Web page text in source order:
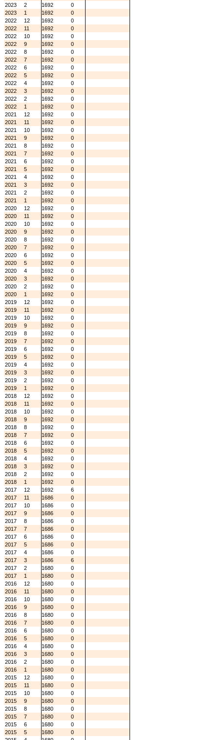
2023
2 1692
0
2023
1 1692
0
2022
12 1692
0
2022
11 1692
0
2022
10 1692
0
2022
9 1692
0
2022
8 1692
0
2022
7 1692
0
2022
6 1692
0
2022
5 1692
0
2022
4 1692
0
2022
3 1692
0
2022
2 1692
0
2022
1 1692
0
2021
12 1692
0
2021
11 1692
0
2021
10 1692
0
2021
9 1692
0
2021
8 1692
0
2021
7 1692
0
2021
6 1692
0
2021
5 1692
0
2021
4 1692
0
2021
3 1692
0
2021
2 1692
0
2021
1 1692
0
2020
12 1692
0
2020
11 1692
0
2020
10 1692
0
2020
9 1692
0
2020
8 1692
0
2020
7 1692
0
2020
6 1692
0
2020
5 1692
0
2020
4 1692
0
2020
3 1692
0
2020
2 1692
0
2020
1 1692
0
2019
12 1692
0
2019
11 1692
0
2019
10 1692
0
2019
9 1692
0
2019
8 1692
0
2019
7 1692
0
2019
6 1692
0
2019
5 1692
0
2019
4 1692
0
2019
3 1692
0
2019
2 1692
0
2019
1 1692
0
2018
12 1692
0
2018
11 1692
0
2018
10 1692
0
2018
9 1692
0
2018
8 1692
0
2018
7 1692
0
2018
6 1692
0
2018
5 1692
0
2018
4 1692
0
2018
3 1692
0
2018
2 1692
0
2018
1 1692
0
2017
12 1692
6
2017
11 1686
0
2017
10 1686
0
2017
9 1686
0
2017
8 1686
0
2017
7 1686
0
2017
6 1686
0
2017
5 1686
0
2017
4 1686
0
2017
3 1686
6
2017
2 1680
0
2017
1 1680
0
2016
12 1680
0
2016
11 1680
0
2016
10 1680
0
2016
9 1680
0
2016
8 1680
0
2016
7 1680
0
2016
6 1680
0
2016
5 1680
0
2016
4 1680
0
2016
3 1680
0
2016
2 1680
0
2016
1 1680
0
2015
12 1680
0
2015
11 1680
0
2015
10 1680
0
2015
9 1680
0
2015
8 1680
0
2015
7 1680
0
2015
6 1680
0
2015
5 1680
0